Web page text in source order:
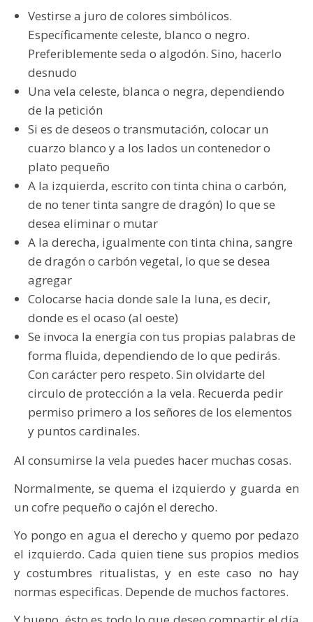
Vestirse a juro de colores simbólicos.
Específicamente celeste, blanco o negro.
Preferiblemente seda o algodón. Sino, hacerlo
desnudo
Una vela celeste, blanca o negra, dependiendo
de la petición
Si es de deseos o transmutación, colocar un
cuarzo blanco y a los lados un contenedor o
plato pequeño
A la izquierda, escrito con tinta china o carbón,
de no tener tinta sangre de dragón) lo que se
desea eliminar o mutar
A la derecha, igualmente con tinta china, sangre
de dragón o carbón vegetal, lo que se desea
agregar
Colocarse hacia donde sale la luna, es decir,
donde es el ocaso (al oeste)
Se invoca la energía con tus propias palabras de
forma fluida, dependiendo de lo que pedirás.
Con carácter pero respeto. Sin olvidarte del
circulo de protección a la vela. Recuerda pedir
permiso primero a los señores de los elementos
y puntos cardinales.
Al consumirse la vela puedes hacer muchas cosas.
Normalmente, se quema el izquierdo y guarda en
un cofre pequeño o cajón el derecho.
Yo pongo en agua el derecho y quemo por pedazo
el izquierdo. Cada quien tiene sus propios medios
y costumbres ritualistas, y en este caso no hay
normas especificas. Depende de muchos factores.